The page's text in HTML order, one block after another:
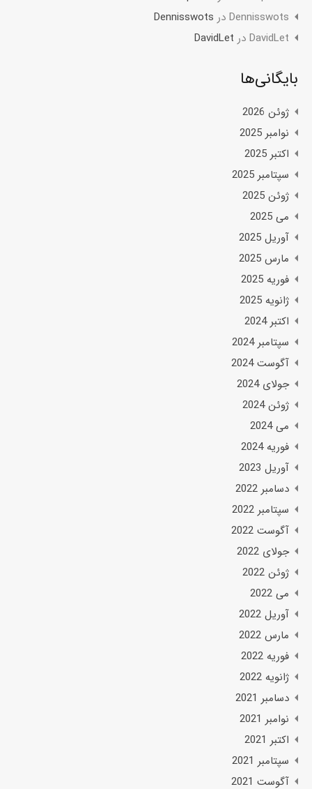
Dennisswots در Dennisswots
DavidLet در DavidLet
بایگانی‌ها
ژوئن 2026
نوامبر 2025
اکتبر 2025
سپتامبر 2025
ژوئن 2025
می 2025
آوریل 2025
مارس 2025
فوریه 2025
ژانویه 2025
اکتبر 2024
سپتامبر 2024
آگوست 2024
جولای 2024
ژوئن 2024
می 2024
فوریه 2024
آوریل 2023
دسامبر 2022
سپتامبر 2022
آگوست 2022
جولای 2022
ژوئن 2022
می 2022
آوریل 2022
مارس 2022
فوریه 2022
ژانویه 2022
دسامبر 2021
نوامبر 2021
اکتبر 2021
سپتامبر 2021
آگوست 2021